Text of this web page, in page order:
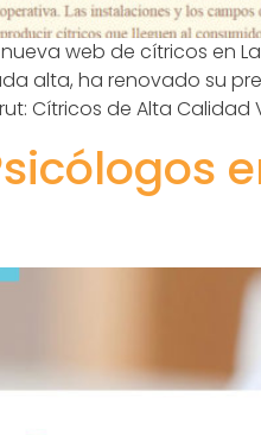
web de cítricos en
alta, ha renovado su
Cítricos de Alta Calidad